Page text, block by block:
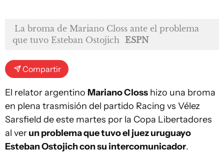
La broma de Mariano Closs ante el problema
que tuvo Esteban Ostojich
ESPN
Compartir
El relator argentino Mariano Closs hizo una broma
en plena trasmisión del partido Racing vs Vélez
Sarsfield de este martes por la Copa Libertadores
al verun problema que tuvo el juez uruguayo
Esteban Ostojich con su intercomunicador.